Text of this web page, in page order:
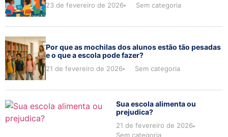
23 de fevereiro de 2026 Sem categoria
Por que as mochilas dos alunos estão tão pesadas
e o que a escola pode fazer?
21 de fevereiro de 2026 Sem categoria
Sua escola alimenta ou
prejudica?
21 de fevereiro de 2026
Sem categoria